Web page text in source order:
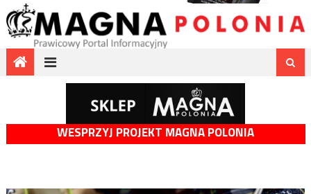
WESPRZYJ PROJEKT MAGNA POLONIA